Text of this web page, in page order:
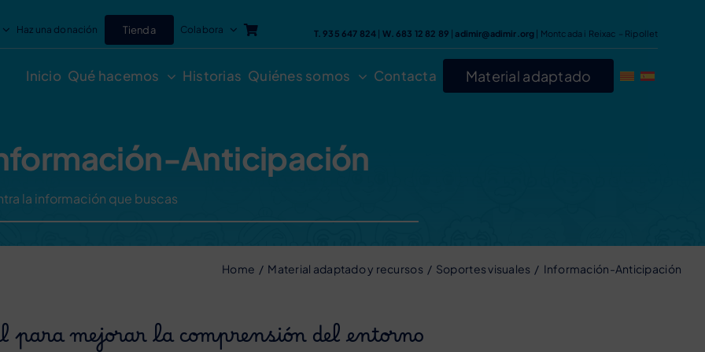
Haz una donación Tienda Colabora T. 935 647 824 | W. 683 12 82 89 |adimir@adimir.org | Montcada i Reixac – Ripollet
Inicio Qué hacemos Historias Quiénes somos Contacta Material adaptado
Anticipación
Home Material adaptado y recursos Soportes visuales Información-Anticipación
para mejorar la comprensión del entorno